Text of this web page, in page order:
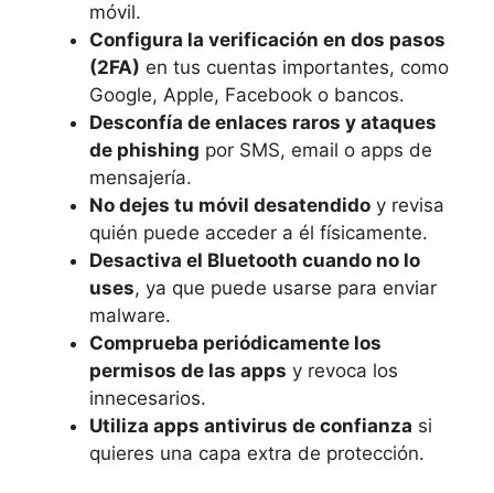
móvil.
Configura la verificación en dos pasos
(2FA) en tus cuentas importantes, como
Google, Apple, Facebook o bancos.
Desconfía de enlaces raros y ataques
de phishing por SMS, email o apps de
mensajería.
No dejes tu móvil desatendido y revisa
quién puede acceder a él físicamente.
Desactiva el Bluetooth cuando no lo
uses, ya que puede usarse para enviar
malware.
Comprueba periódicamente los
permisos de las apps y revoca los
innecesarios.
Utiliza apps antivirus de confianza si
quieres una capa extra de protección.